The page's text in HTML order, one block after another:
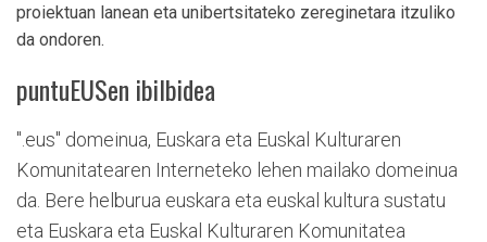
proiektuan lanean eta unibertsitateko zereginetara itzuliko
da ondoren.
puntuEUSen ibilbidea
".eus" domeinua, Euskara eta Euskal Kulturaren
Komunitatearen Interneteko lehen mailako domeinua
da. Bere helburua euskara eta euskal kultura sustatu
eta Euskara eta Euskal Kulturaren Komunitatea